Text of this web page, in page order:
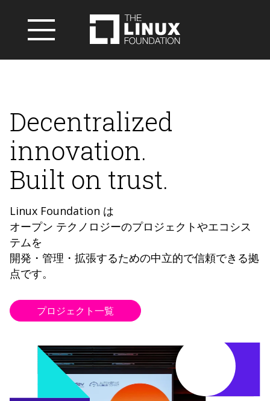
Decentralized
innovation.
Built on trust.
Linux Foundation は
オープン テクノロジーのプロジェクトやエコシス
テムを
開発・管理・拡張するための中立的で信頼できる拠
点です。
プロジェクト一覧